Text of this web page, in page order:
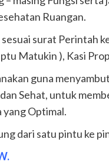
Ruangan.
surat Perintah
Matukin ), Kasi
guna
Sehat, untuk
Optimal.
dari satu pintu ke